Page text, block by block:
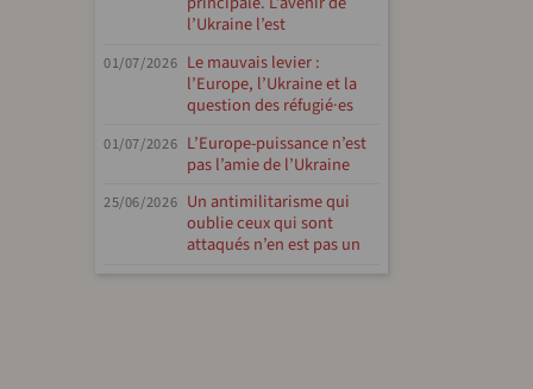
l’Ukraine l’est
01/07/2026 Le mauvais levier :
l’Europe, l’Ukraine et la
question des réfugié·es
01/07/2026 L’Europe-puissance n’est
pas l’amie de l’Ukraine
25/06/2026 Un antimilitarisme qui
oublie ceux qui sont
attaqués n’en est pas un